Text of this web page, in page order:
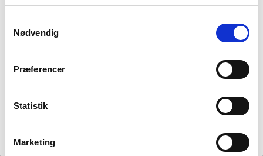
Nødvendig
Præferencer
Statistik
Marketing
JapanbyNana har ikke haft nogen
generere figuren for denne virksomhed.